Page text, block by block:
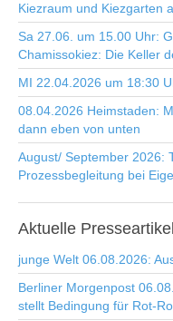
Kiezraum und Kiezgarten
Sa 27.06. um 15.00 Uhr:
Chamissokiez: Die Keller
MI 22.04.2026 um 18:30
08.04.2026 Heimstaden:
dann eben von unten
August/ September 2026:
Prozessbegleitung bei
Aktuelle Presseartikel
junge Welt 06.08.2026:
Berliner Morgenpost
stellt Bedingung für Rot-